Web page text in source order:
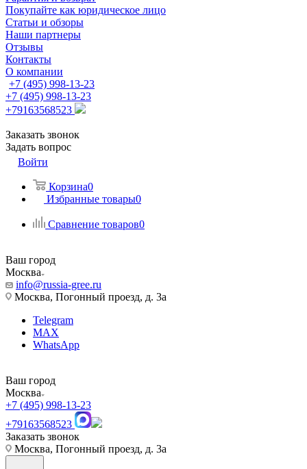
Покупайте как юридическое лицо
Статьи и обзоры
Наши партнеры
Отзывы
Контакты
О компании
+7 (495) 998-13-23
+7 (495) 998-13-23
+79163568523
Заказать звонок
Задать вопрос
Войти
Корзина0
Избранные товары0
Сравнение товаров0
Ваш город
Москва
info@russia-gree.ru
Москва, Погонный проезд, д. 3а
Telegram
MAX
WhatsApp
Ваш город
Москва
+7 (495) 998-13-23
+79163568523
Заказать звонок
Москва, Погонный проезд, д. 3а